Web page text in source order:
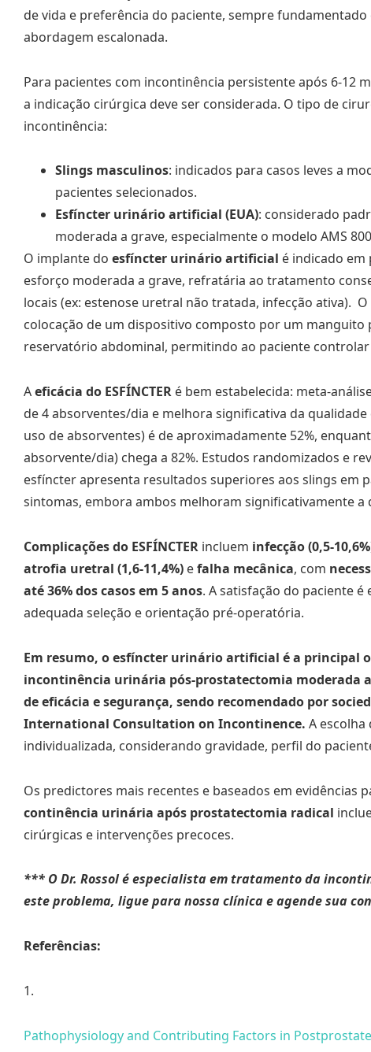
de vida e preferência do paciente, sempre
abordagem escalonada.
Para pacientes com incontinência persistente após 6-12
a indicação cirúrgica deve ser considerada. O tipo de
incontinência:
Slings masculinos: indicados para casos leves a
pacientes selecionados.
Esfíncter urinário artificial (EUA): considerado
moderada a grave, especialmente o modelo AMS
O implante do esfíncter urinário artificial é indicado em
esforço moderada a grave, refratária ao tratamento
locais (ex: estenose uretral não tratada, infecção ativa).
colocação de um dispositivo composto por um
reservatório abdominal, permitindo ao paciente
Aeficácia do ESFÍNCTER é bem estabelecida: meta-
de 4 absorventes/dia e melhora significativa da qualidade
uso de absorventes) é de aproximadamente 52%,
absorvente/dia) chega a 82%. Estudos randomizados e
esfíncter apresenta resultados superiores aos slings em
sintomas, embora ambos melhoram significativamente a
Complicações do ESFÍNCTER incluem infecção (0,5-
atrofia uretral (1,6-11,4%) efalha mecânica, com
até 36% dos casos em 5 anos. A satisfação do paciente é
adequada seleção e orientação pré-operatória.
Em resumo, o esfíncter urinário artificial é a principal
incontinência urinária pós-prostatectomia moderada
de eficácia e segurança, sendo recomendado por
International Consultation on Incontinence. A
individualizada, considerando gravidade, perfil do
Os predictores mais recentes e baseados em evidências
continência urinária após prostatectomia radical
cirúrgicas e intervenções precoces.
*** O Dr. Rossol é especialista em tratamento da
este problema, ligue para nossa clínica e agende sua
Referências:
1.
Pathophysiology and Contributing Factors in